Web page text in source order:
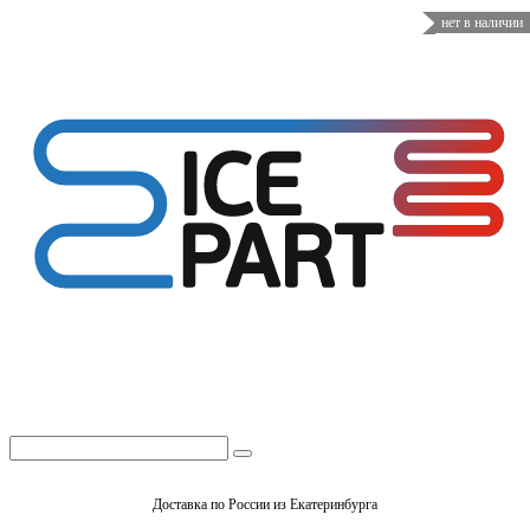
Доставка по России из Екатеринбурга
нет в наличии